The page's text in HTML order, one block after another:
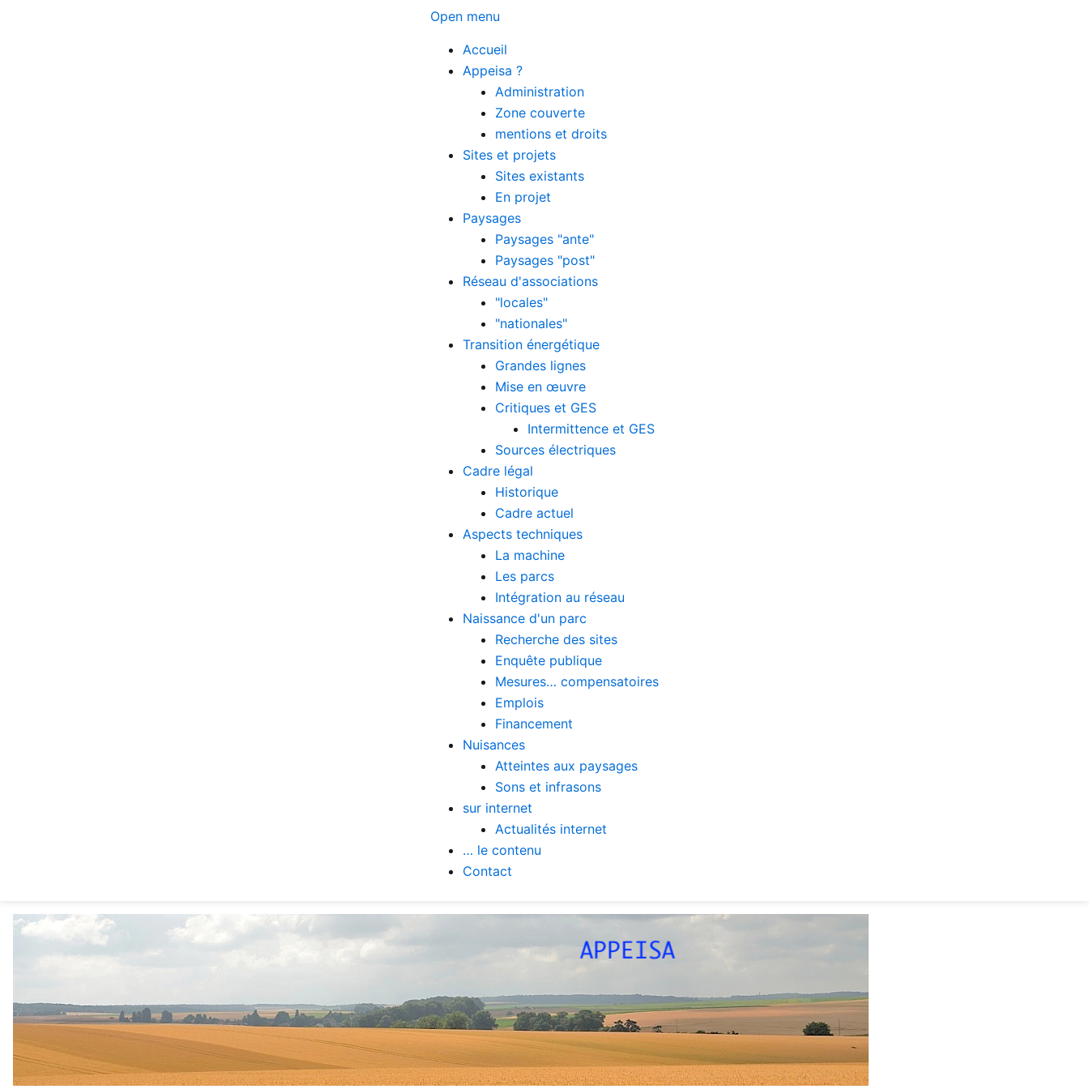
Open menu
Accueil
Appeisa ?
Administration
Zone couverte
mentions et droits
Sites et projets
Sites existants
En projet
Paysages
Paysages "ante"
Paysages "post"
Réseau d'associations
"locales"
"nationales"
Transition énergétique
Grandes lignes
Mise en œuvre
Critiques et GES
Intermittence et GES
Sources électriques
Cadre légal
Historique
Cadre actuel
Aspects techniques
La machine
Les parcs
Intégration au réseau
Naissance d'un parc
Recherche des sites
Enquête publique
Mesures… compensatoires
Emplois
Financement
Nuisances
Atteintes aux paysages
Sons et infrasons
sur internet
Actualités internet
… le contenu
Contact